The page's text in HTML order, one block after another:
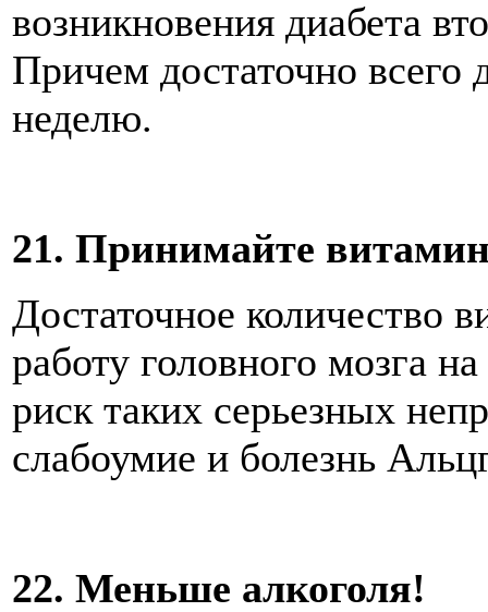
возникновения диабета
Причем достаточно всего
неделю.
21. Принимайте
Достаточное количество
работу головного мозга
риск таких серьезных
слабоумие и болезнь
22. Меньше алкоголя!